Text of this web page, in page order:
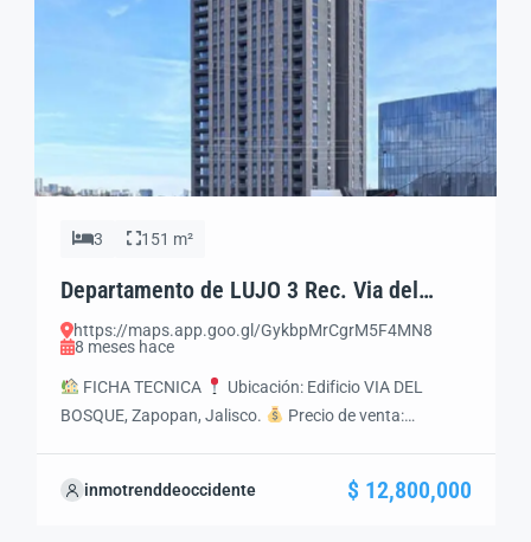
3 151 m²
Departamento de LUJO 3 Rec. Via del
Bosque Andares, Zap. Jal
https://maps.app.goo.gl/GykbpMrCgrM5F4MN8
8 meses hace
FICHA TECNICA
Ubicación: Edificio VIA DEL
BOSQUE, Zapopan, Jalisco.
Precio de venta:
Características Generales Construcción: 151 m² Piso:
inmotrenddeoccidente $ 12,800,000